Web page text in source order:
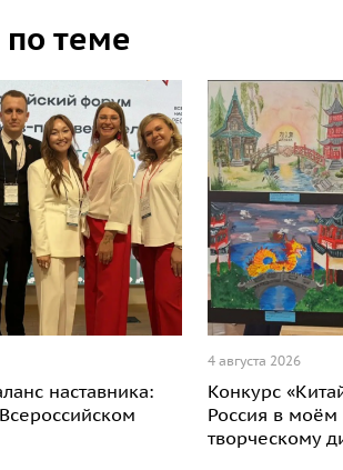
теме
наставника:
4 августа 2026
Конкурс
Россия в моём
творческому